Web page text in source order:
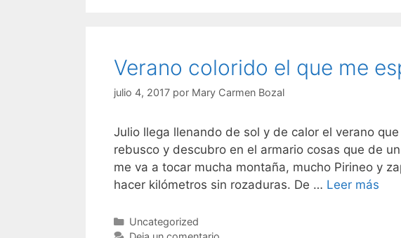
Verano colorido el que me
julio 4, 2017 por Mary Carmen Bozal
Julio llega llenando de sol y de calor el verano
rebusco y descubro en el armario cosas que de
me va a tocar mucha montaña, mucho Pirineo y
hacer kilómetros sin rozaduras. De … Leer más
Categorías
Uncategorized